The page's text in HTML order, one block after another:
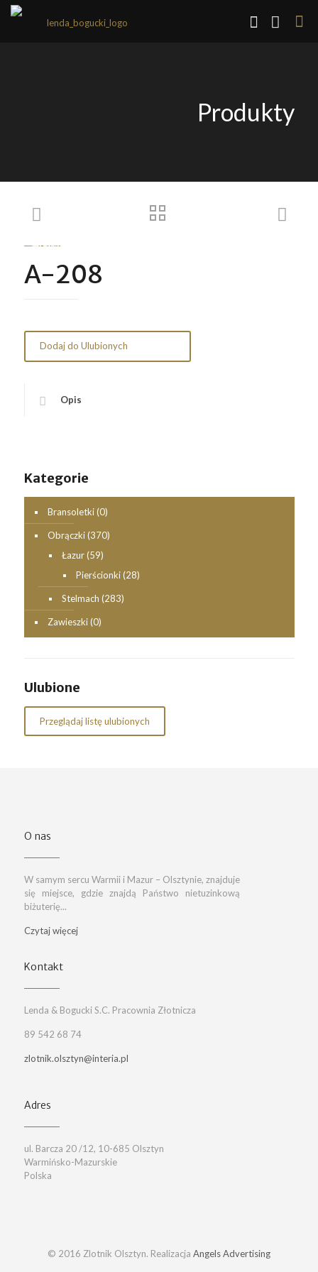
Produkty
A-208
Dodaj do Ulubionych
Opis
Kategorie
Bransoletki (0)
Obrączki (370)
Łazur (59)
Pierścionki (28)
Stelmach (283)
Zawieszki (0)
Ulubione
Przeglądaj listę ulubionych
O nas
W samym sercu Warmii i Mazur – Olsztynie, znajduje
się miejsce, gdzie znajdą Państwo nietuzinkową
biżuterię...
Czytaj więcej
Kontakt
Lenda & Bogucki S.C. Pracownia Złotnicza
89 542 68 74
zlotnik.olsztyn@interia.pl
Adres
ul. Barcza 20 /12, 10-685 Olsztyn
Warmińsko-Mazurskie
Polska
© 2016 Zlotnik Olsztyn. Realizacja Angels Advertising